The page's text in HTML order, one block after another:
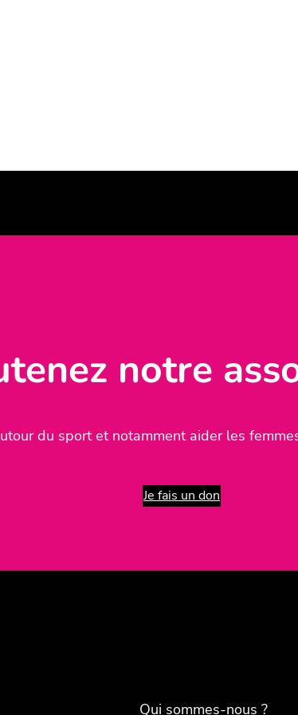
notre
du sport et notamment aider les
Je fais un don
Qui sommes-nous ?